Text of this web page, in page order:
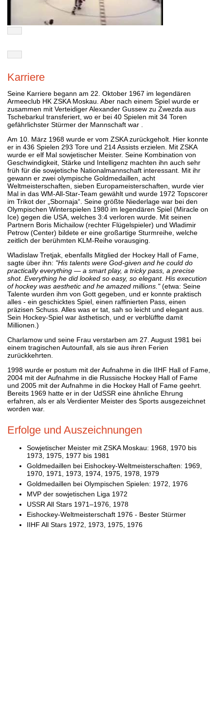
Karriere
Seine Karriere begann am 22. Oktober 1967 im legendären
Armeeclub HK ZSKA Moskau. Aber nach einem Spiel wurde er
zusammen mit Verteidiger Alexander Gussew zu Zwezda aus
Tschebarkul transferiert, wo er bei 40 Spielen mit 34 Toren
gefährlichster Stürmer der Mannschaft war .
Am 10. März 1968 wurde er vom ZSKA zurückgeholt. Hier konnte
er in 436 Spielen 293 Tore und 214 Assists erzielen. Mit ZSKA
wurde er elf Mal sowjetischer Meister. Seine Kombination von
Geschwindigkeit, Stärke und Intelligenz machten ihn auch sehr
früh für die sowjetische Nationalmannschaft interessant. Mit ihr
gewann er zwei olympische Goldmedaillen, acht
Weltmeisterschaften, sieben Europameisterschaften, wurde vier
Mal in das WM-All-Star-Team gewählt und wurde 1972 Topscorer
im Trikot der „Sbornaja“. Seine größte Niederlage war bei den
Olympischen Winterspielen 1980 im legendären Spiel (Miracle on
Ice) gegen die USA, welches 3:4 verloren wurde. Mit seinen
Partnern Boris Michailow (rechter Flügelspieler) und Wladimir
Petrow (Center) bildete er eine großartige Sturmreihe, welche
zeitlich der berühmten KLM-Reihe vorausging.
Wladislaw Tretjak, ebenfalls Mitglied der Hockey Hall of Fame,
sagte über ihn: "His talents were God-given and he could do
practically everything — a smart play, a tricky pass, a precise
shot. Everything he did looked so easy, so elegant. His execution
of hockey was aesthetic and he amazed millions."(etwa: Seine
Talente wurden ihm von Gott gegeben, und er konnte praktisch
alles - ein geschicktes Spiel, einen raffinierten Pass, einen
präzisen Schuss. Alles was er tat, sah so leicht und elegant aus.
Sein Hockey-Spiel war ästhetisch, und er verblüffte damit
Millionen.)
Charlamow und seine Frau verstarben am 27. August 1981 bei
einem tragischen Autounfall, als sie aus ihren Ferien
zurückkehrten.
1998 wurde er postum mit der Aufnahme in die IIHF Hall of Fame,
2004 mit der Aufnahme in die Russische Hockey Hall of Fame
und 2005 mit der Aufnahme in die Hockey Hall of Fame geehrt.
Bereits 1969 hatte er in der UdSSR eine ähnliche Ehrung
erfahren, als er als Verdienter Meister des Sports ausgezeichnet
worden war.
Erfolge und Auszeichnungen
Sowjetischer Meister mit ZSKA Moskau: 1968, 1970 bis
1973, 1975, 1977 bis 1981
Goldmedaillen bei Eishockey-Weltmeisterschaften: 1969,
1970, 1971, 1973, 1974, 1975, 1978, 1979
Goldmedaillen bei Olympischen Spielen: 1972, 1976
MVP der sowjetischen Liga 1972
USSR All Stars 1971–1976, 1978
Eishockey-Weltmeisterschaft 1976 - Bester Stürmer
IIHF All Stars 1972, 1973, 1975, 1976